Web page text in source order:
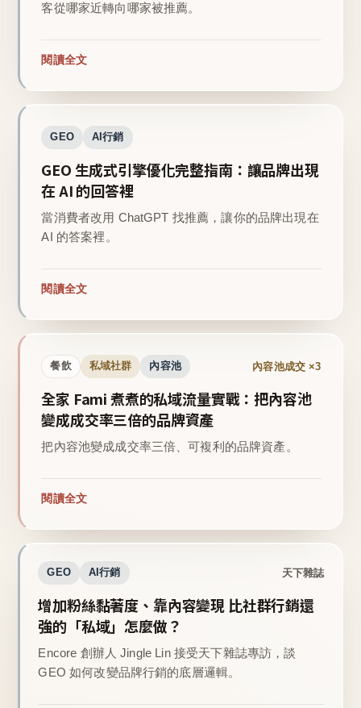
客從哪家近轉向哪家被推薦。
閱讀全文
GEO AI行銷
GEO 生成式引擎優化完整指南：讓品牌出現
在 AI 的回答裡
當消費者改用 ChatGPT 找推薦，讓你的品牌出現在
AI 的答案裡。
閱讀全文
餐飲 私域社群 內容池 內容池成交 ×3
全家 Fami 煮煮的私域流量實戰：把內容池
變成成交率三倍的品牌資產
把內容池變成成交率三倍、可複利的品牌資產。
閱讀全文
GEO AI行銷 天下雜誌
增加粉絲黏著度、靠內容變現 比社群行銷還
強的「私域」怎麼做？
Encore 創辦人 Jingle Lin 接受天下雜誌專訪，談
GEO 如何改變品牌行銷的底層邏輯。